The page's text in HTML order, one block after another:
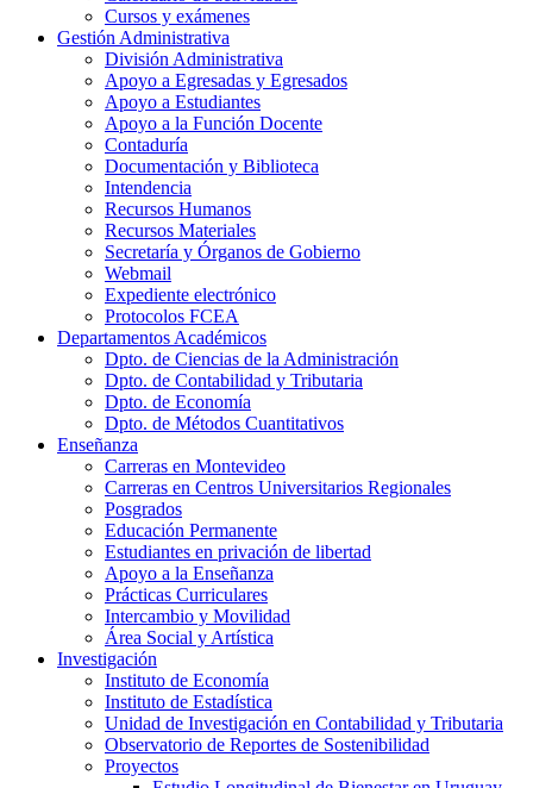
Cursos y exámenes
Gestión Administrativa
División Administrativa
Apoyo a Egresadas y Egresados
Apoyo a Estudiantes
Apoyo a la Función Docente
Contaduría
Documentación y Biblioteca
Intendencia
Recursos Humanos
Recursos Materiales
Secretaría y Órganos de Gobierno
Webmail
Expediente electrónico
Protocolos FCEA
Departamentos Académicos
Dpto. de Ciencias de la Administración
Dpto. de Contabilidad y Tributaria
Dpto. de Economía
Dpto. de Métodos Cuantitativos
Enseñanza
Carreras en Montevideo
Carreras en Centros Universitarios Regionales
Posgrados
Educación Permanente
Estudiantes en privación de libertad
Apoyo a la Enseñanza
Prácticas Curriculares
Intercambio y Movilidad
Área Social y Artística
Investigación
Instituto de Economía
Instituto de Estadística
Unidad de Investigación en Contabilidad y Tributaria
Observatorio de Reportes de Sostenibilidad
Proyectos